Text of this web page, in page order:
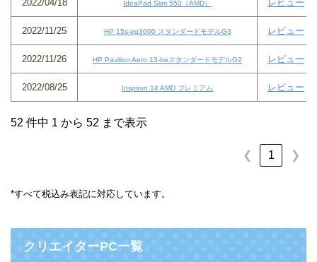
2022/04/18 IdeaPad Slim 550（AMD） レビュー
2022/11/25 HP 15s-eq3000 スタンダードモデルG3 レビュー
2022/11/26 HP Pavilion Aero 13-beスタンダードモデルG2 レビュー
2022/08/25 Inspiron 14 AMD プレミアム レビュー
52 件中 1 から 52 まで表示
❮ 1 ❯
*すべて税込み表記に対応しています。
クリエイターPC一覧